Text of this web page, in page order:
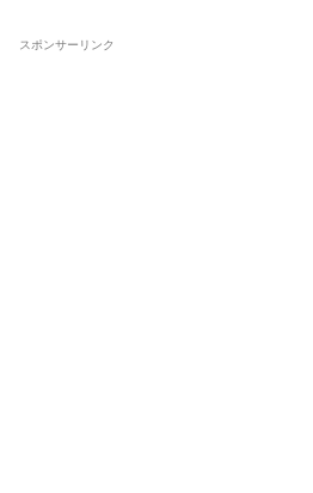
スポンサーリンク